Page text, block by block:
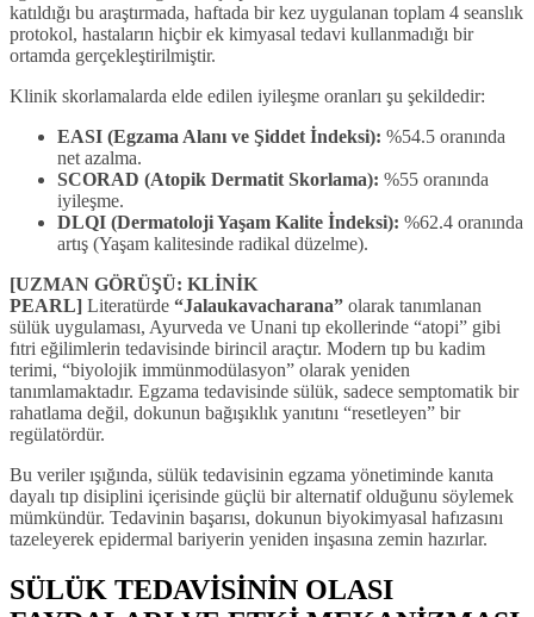
katıldığı bu araştırmada, haftada bir kez uygulanan toplam 4 seanslık
protokol, hastaların hiçbir ek kimyasal tedavi kullanmadığı bir
ortamda gerçekleştirilmiştir.
Klinik skorlamalarda elde edilen iyileşme oranları şu şekildedir:
EASI (Egzama Alanı ve Şiddet İndeksi): %54.5 oranında
net azalma.
SCORAD (Atopik Dermatit Skorlama): %55 oranında
iyileşme.
DLQI (Dermatoloji Yaşam Kalite İndeksi): %62.4 oranında
artış (Yaşam kalitesinde radikal düzelme).
[UZMAN GÖRÜŞÜ: KLİNİK
PEARL] Literatürde “Jalaukavacharana” olarak tanımlanan
sülük uygulaması, Ayurveda ve Unani tıp ekollerinde “atopi” gibi
fıtri eğilimlerin tedavisinde birincil araçtır. Modern tıp bu kadim
terimi, “biyolojik immünmodülasyon” olarak yeniden
tanımlamaktadır. Egzama tedavisinde sülük, sadece semptomatik bir
rahatlama değil, dokunun bağışıklık yanıtını “resetleyen” bir
regülatördür.
Bu veriler ışığında, sülük tedavisinin egzama yönetiminde kanıta
dayalı tıp disiplini içerisinde güçlü bir alternatif olduğunu söylemek
mümkündür. Tedavinin başarısı, dokunun biyokimyasal hafızasını
tazeleyerek epidermal bariyerin yeniden inşasına zemin hazırlar.
SÜLÜK TEDAVİSİNİN OLASI